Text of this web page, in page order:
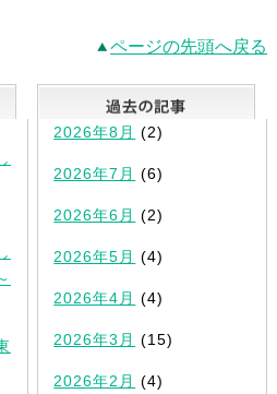
ページの先頭へ戻る
最新記事一覧
2026年8月 (2)
2026年7月 (6)
2026年6月 (2)
2026年5月 (4)
2026年4月 (4)
2026年3月 (15)
2026年2月 (4)